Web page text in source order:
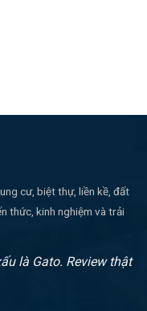
cư, biệt thự, liền kề, đất
thức, kinh nghiệm và trải
là Gato. Review thật